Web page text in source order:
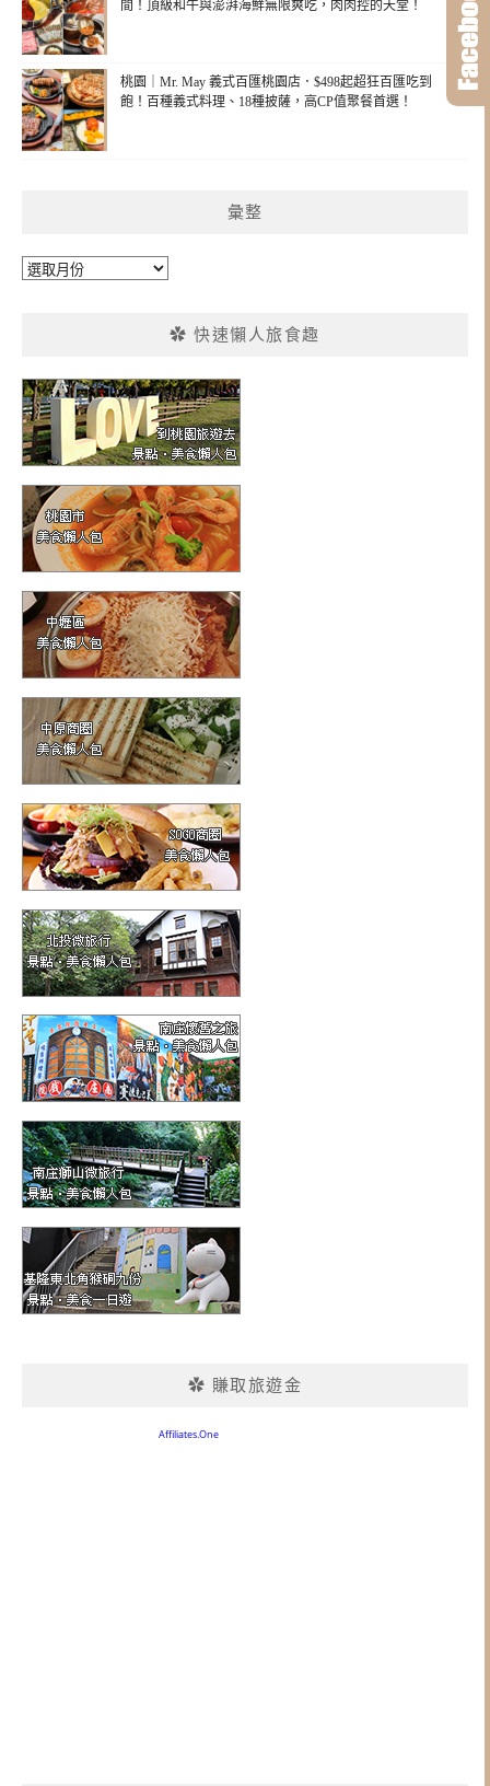
間！頂級和牛與澎湃海鮮無限爽吃，肉肉控的天堂！
桃園｜Mr. May 義式百匯桃園店．$498起超狂百匯吃到
飽！百種義式料理、18種披薩，高CP值聚餐首選！
彙整
彙
✿ 快速懶人旅食趣
✿ 賺取旅遊金